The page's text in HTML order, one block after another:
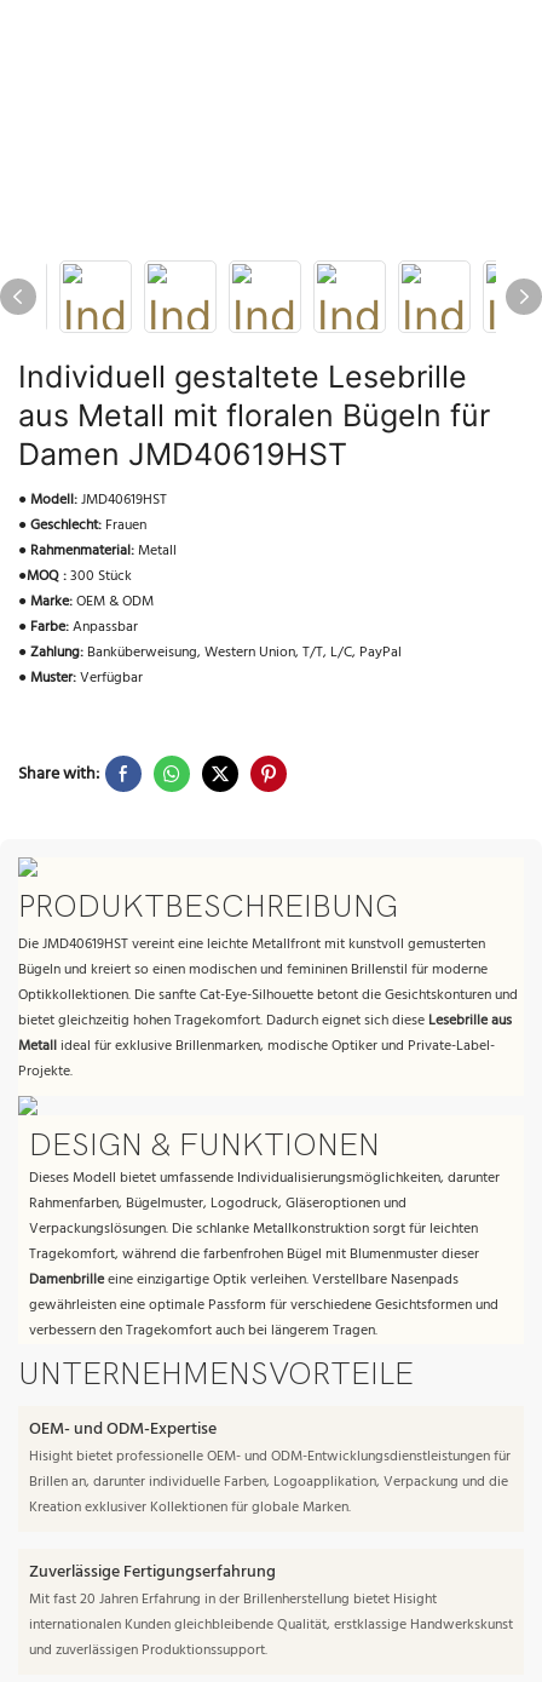
Individuell gestaltete Lesebrille
aus Metall mit floralen Bügeln für
Damen JMD40619HST
●Modell:JMD40619HST
●Geschlecht: Frauen
● Rahmenmaterial:Metall
●MOQ :300 Stück
●Marke:OEM & ODM
● Farbe:Anpassbar
●Zahlung: Banküberweisung, Western Union, T/T, L/C, PayPal
●Muster:Verfügbar
Share with:
PRODUKTBESCHREIBUNG
Die JMD40619HST vereint eine leichte Metallfront mit kunstvoll gemusterten
Bügeln und kreiert so einen modischen und femininen Brillenstil für moderne
Optikkollektionen. Die sanfte Cat-Eye-Silhouette betont die Gesichtskonturen und
bietet gleichzeitig hohen Tragekomfort. Dadurch eignet sich diese Lesebrille aus
Metall ideal für exklusive Brillenmarken, modische Optiker und Private-Label-
Projekte.
DESIGN & FUNKTIONEN
Dieses Modell bietet umfassende Individualisierungsmöglichkeiten, darunter
Rahmenfarben, Bügelmuster, Logodruck, Gläseroptionen und
Verpackungslösungen. Die schlanke Metallkonstruktion sorgt für leichten
Tragekomfort, während die farbenfrohen Bügel mit Blumenmuster dieser
Damenbrilleeine einzigartige Optik verleihen. Verstellbare Nasenpads
gewährleisten eine optimale Passform für verschiedene Gesichtsformen und
verbessern den Tragekomfort auch bei längerem Tragen.
UNTERNEHMENSVORTEILE
OEM- und ODM-Expertise
Hisight bietet professionelle OEM- und ODM-Entwicklungsdienstleistungen für
Brillen an, darunter individuelle Farben, Logoapplikation, Verpackung und die
Kreation exklusiver Kollektionen für globale Marken.
Zuverlässige Fertigungserfahrung
Mit fast 20 Jahren Erfahrung in der Brillenherstellung bietet Hisight
internationalen Kunden gleichbleibende Qualität, erstklassige Handwerkskunst
und zuverlässigen Produktionssupport.